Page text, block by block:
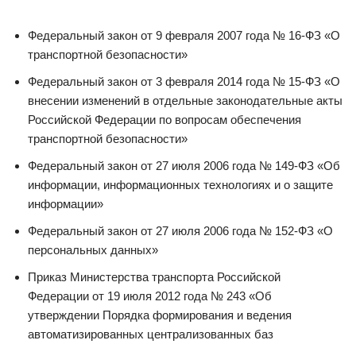
Федеральный закон от 9 февраля 2007 года № 16-ФЗ «О
транспортной безопасности»
Федеральный закон от 3 февраля 2014 года № 15-ФЗ «О
внесении изменений в отдельные законодательные акты
Российской Федерации по вопросам обеспечения
транспортной безопасности»
Федеральный закон от 27 июля 2006 года № 149-ФЗ «Об
информации, информационных технологиях и о защите
информации»
Федеральный закон от 27 июля 2006 года № 152-ФЗ «О
персональных данных»
Приказ Министерства транспорта Российской
Федерации от 19 июля 2012 года № 243 «Об
утверждении Порядка формирования и ведения
автоматизированных централизованных баз